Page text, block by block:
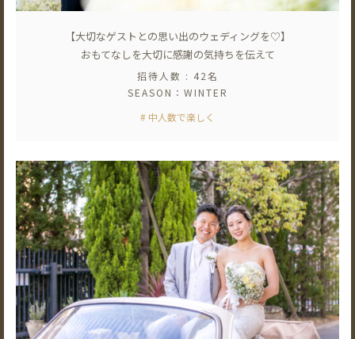
【大切なゲストとの思い出のウェディングを♡】
おもてなしを大切に感謝の気持ちを伝えて
招待人数 : 42名
SEASON：WINTER
# 中人数で楽しく